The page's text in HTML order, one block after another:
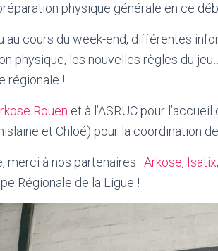
physique générale en ce
au cours du week-end, différentes
physique, les nouvelles règles du
régionale !
Rouen et à l’ASRUC pour
et Chloé) pour la coordination
merci à nos partenaires : Arkose, Isatix,
Régionale de la Ligue !